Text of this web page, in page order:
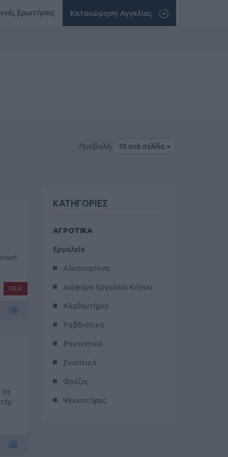
Ερωτήσεις Καταχώρηση Αγγελίας
Προβολή 50 ανά σελίδα
ΝΕΑ
σε
ΚΑΤΗΓΟΡΙΕΣ
ΑΓΡΟΤΙΚΑ
Εργαλεία
Αλυσοπρίονα
Διάφορα Εργαλεία Κήπου
Κλαδευτήρια
Ραβδιστικά
Ραντιστικά
Σκαπτικά
Φρέζες
Ψεκαστήρες